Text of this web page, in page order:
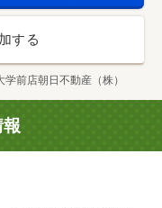
する
前店朝日不動産（株）